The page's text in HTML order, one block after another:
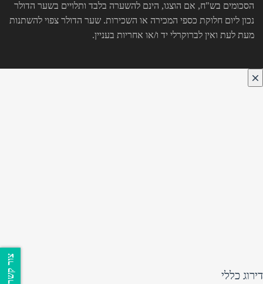
הסכומים בש"ח, אם הוצגו, הינם להשערה בלבד ותלויים בשער הדולר
נכון ליום חלוקת כספי המכירה או השכירות. שער הדולר צפוי להשתנות
מעת לעת ואין לברוקרלי יד ו/או אחריות בעניין.
דירוג כללי צור קשר